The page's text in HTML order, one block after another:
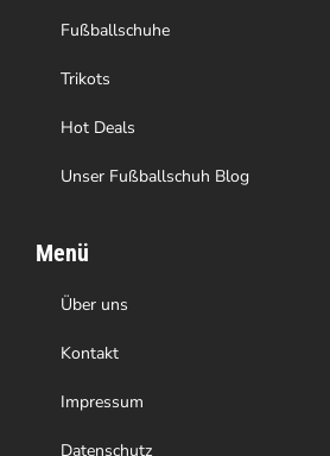
Fußballschuhe
Trikots
Hot Deals
Unser Fußballschuh Blog
Menü
Über uns
Kontakt
Impressum
Datenschutz